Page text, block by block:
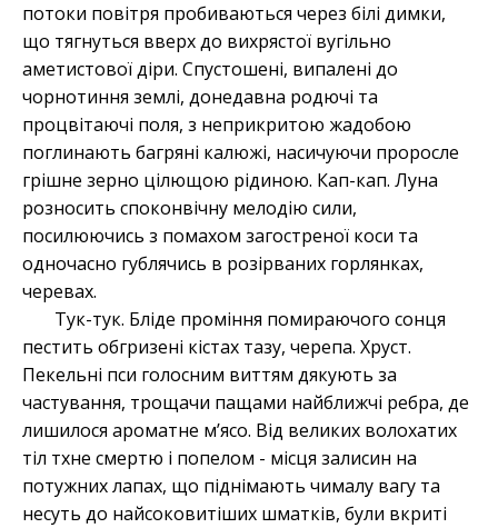
потоки повітря пробиваються через білі димки,
що тягнуться вверх до вихрястої вугільно
аметистової діри. Спустошені, випалені до
чорнотиння землі, донедавна родючі та
процвітаючі поля, з неприкритою жадобою
поглинають багряні калюжі, насичуючи проросле
грішне зерно цілющою рідиною. Кап-кап. Луна
розносить споконвічну мелодію сили,
посилюючись з помахом загостреної коси та
одночасно гублячись в розірваних горлянках,
черевах.
Тук-тук. Бліде проміння помираючого сонця
пестить обгризені кістах тазу, черепа. Хруст.
Пекельні пси голосним виттям дякують за
частування, трощачи пащами найближчі ребра, де
лишилося ароматне м’ясо. Від великих волохатих
тіл тхне смертю і попелом - місця залисин на
потужних лапах, що піднімають чималу вагу та
несуть до найсоковитіших шматків, були вкриті